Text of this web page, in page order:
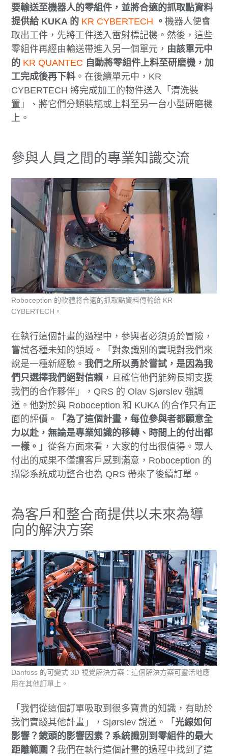
要輸送至機器人的零組件，並將合適的抓取點資料
提供給 KUKA 的 KR CYBERTECH 。機器人便會
取出工件，先將工件送入雷射標記機。然後，這些
零組件再經由輸送帶進入另一個單元， 由該單元中
的 KR QUANTEC 自動將零組件上料至研磨機，加
工完成後再下料 。在後續單元中，KR
CYBERTECH 將完成加工的物件送入「清洗裝
置」、將它們分類裝瓶或上料至另一台小型研磨機
上。
參與人員之間的專業知識交流
在執行這個計畫的過程中，參與者必須勇於冒險，
嘗試各種未知的領域。「對象識別的實現對我們來
說是一種新經驗。我們之所以勇於嘗試，是因為我
們只選擇我們絕對信賴 ，且確信他們能夠長期支援
我們的合作夥伴」，QRS 的 Olav Sjørslev 強調
道。他對於與 Roboception 和 KUKA 的合作只有正
面的評價。
「為了這個計畫，每位參與者都願意全
力以赴，無論是專業知識的移轉、時間上的付出都
一樣。」從各方面來看，大家的付出很值得。眾人
付出的成果不僅讓客戶感到滿意，Roboception 的
攝影系統成功整合也為 QRS 帶來了後續訂單。
Roboception 的軟體將合適的抓取點資料傳輸給 KR
CYBERTECH。
為客戶和整合商提供以未來為導
向的解決方案
「我們從這個訂單吸取到很多寶貴的知識，有助於
我們實踐其他計畫」，Sjørslev 說道。「 光線如何
影響？鏡頭的影響因素？系統識別到零組件的最大
距離範圍？ 我們在執行這個計畫的過程中找到了這
Danfoss 的可變式 3D 視覺解決方案：這個解決方案可靈活地應
用在其他訂單上。